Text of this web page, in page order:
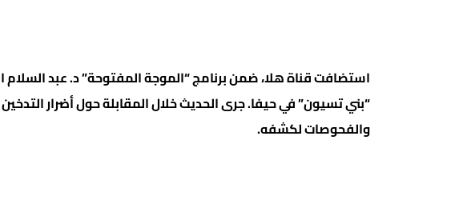
استضافت قناة هلا، ضمن برنامج “الموجة المفتوحة” د. عبد
“بني تسيون” في حيفا. جرى الحديث خلال المقابلة حول أضرار
والفحوصات لكشفه.